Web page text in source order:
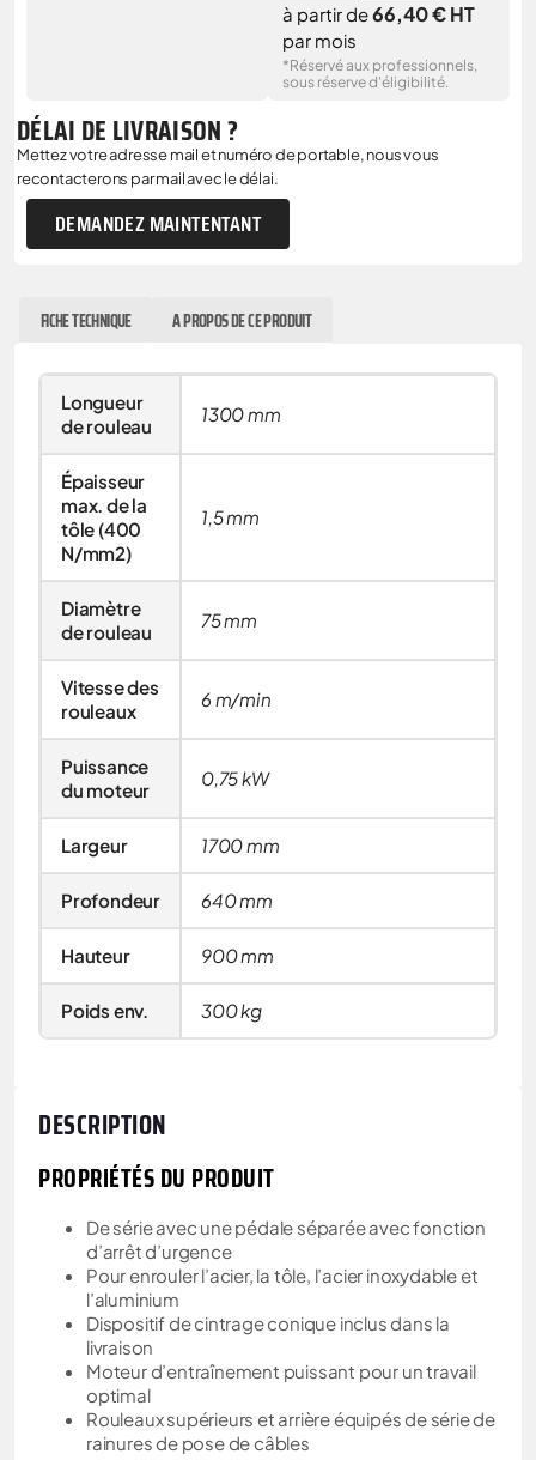
à partir de66,40 € HT
par mois
*Réservé aux professionnels,
sous réserve d'éligibilité.
DÉLAI DE LIVRAISON ?
Mettez votre adresse mail et numéro de portable, nous vous
recontacterons par mail avec le délai.
DEMANDEZ MAINTENTANT
FICHE TECHNIQUE A PROPOS DE CE PRODUIT
Longueur
de rouleau
1300 mm
Épaisseur
max. de la
tôle (400
N/mm2)
1,5 mm
Diamètre
de rouleau
75 mm
Vitesse des
rouleaux
6 m/min
Puissance
du moteur
0,75 kW
Largeur 1700 mm
Profondeur 640 mm
Hauteur 900 mm
Poids env. 300 kg
DESCRIPTION
PROPRIÉTÉS DU PRODUIT
De série avec une pédale séparée avec fonction
d’arrêt d’urgence
Pour enrouler l’acier, la tôle, l’acier inoxydable et
l’aluminium
Dispositif de cintrage conique inclus dans la
livraison
Moteur d’entraînement puissant pour un travail
optimal
Rouleaux supérieurs et arrière équipés de série de
rainures de pose de câbles